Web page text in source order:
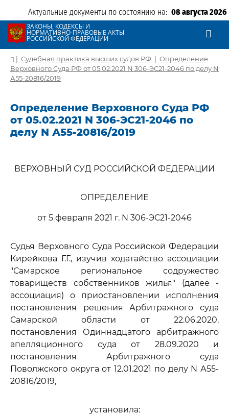
Актуальные документы по состоянию на: 08 августа 2026
ЗАКОНЫ, КОДЕКСЫ И
НОРМАТИВНО-ПРАВОВЫЕ АКТЫ
РОССИЙСКОЙ ФЕДЕРАЦИИ
| Судебная практика высших судов РФ | Определение
Верховного Суда РФ от 05.02.2021 N 306-ЭС21-2046 по делу N
А55-20816/2019
Определение Верховного Суда РФ
от 05.02.2021 N 306-ЭС21-2046 по
делу N А55-20816/2019
ВЕРХОВНЫЙ СУД РОССИЙСКОЙ ФЕДЕРАЦИИ
ОПРЕДЕЛЕНИЕ
от 5 февраля 2021 г. N 306-ЭС21-2046
Судья Верховного Суда Российской Федерации
Кирейкова Г.Г., изучив ходатайство ассоциации
"Самарское региональное содружество
товариществ собственников жилья" (далее -
ассоциация) о приостановлении исполнения
постановления решения Арбитражного суда
Самарской области от 22.06.2020,
постановления Одиннадцатого арбитражного
апелляционного суда от 28.09.2020 и
постановления Арбитражного суда
Поволжского округа от 12.01.2021 по делу N А55-
20816/2019,
установила: